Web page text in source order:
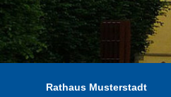
Rathaus Musterstadt